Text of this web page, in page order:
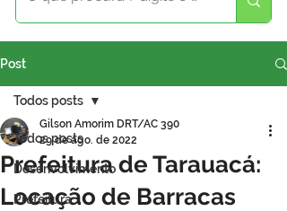
Post
Todos posts
Desenvolvimento
Prefeitura
Todos posts
Prefeitura de Tarauacá:
Locação de Barracas
Gilson Amorim DRT/AC 390
29 de ago. de 2022